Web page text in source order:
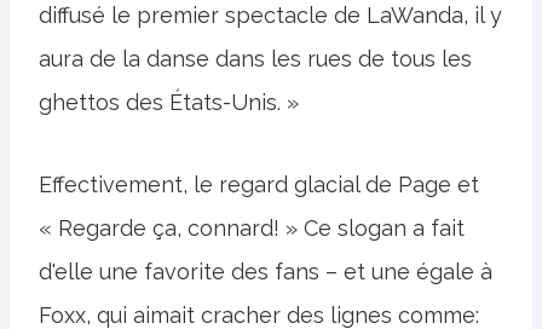
diffusé le premier spectacle de LaWanda, il y
aura de la danse dans les rues de tous les
ghettos des États-Unis. »
Effectivement, le regard glacial de Page et
« Regarde ça, connard! » Ce slogan a fait
d'elle une favorite des fans – et une égale à
Foxx, qui aimait cracher des lignes comme: